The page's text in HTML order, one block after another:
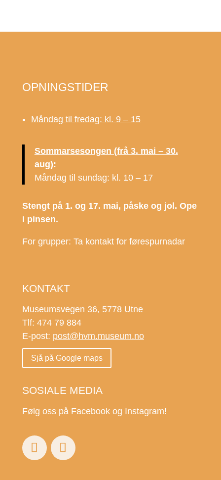
OPNINGSTIDER
Måndag til fredag: kl. 9 – 15
Sommarsesongen (frå 3. mai – 30.
aug):
Måndag til sundag: kl. 10 – 17
Stengt på 1. og 17. mai, påske og jol. Ope
i pinsen.
For grupper: Ta kontakt for førespurnadar
KONTAKT
Museumsvegen 36, 5778 Utne
Tlf: 474 79 884
E-post: post@hvm.museum.no
Sjå på Google maps
SOSIALE MEDIA
Følg oss på Facebook og Instagram!